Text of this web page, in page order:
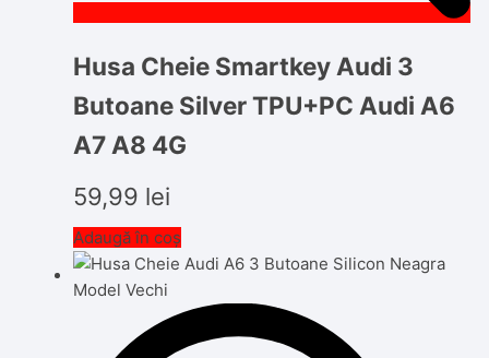
Husa Cheie Smartkey Audi 3
Butoane Silver TPU+PC Audi A6
A7 A8 4G
59,99 lei
Adaugă în coș